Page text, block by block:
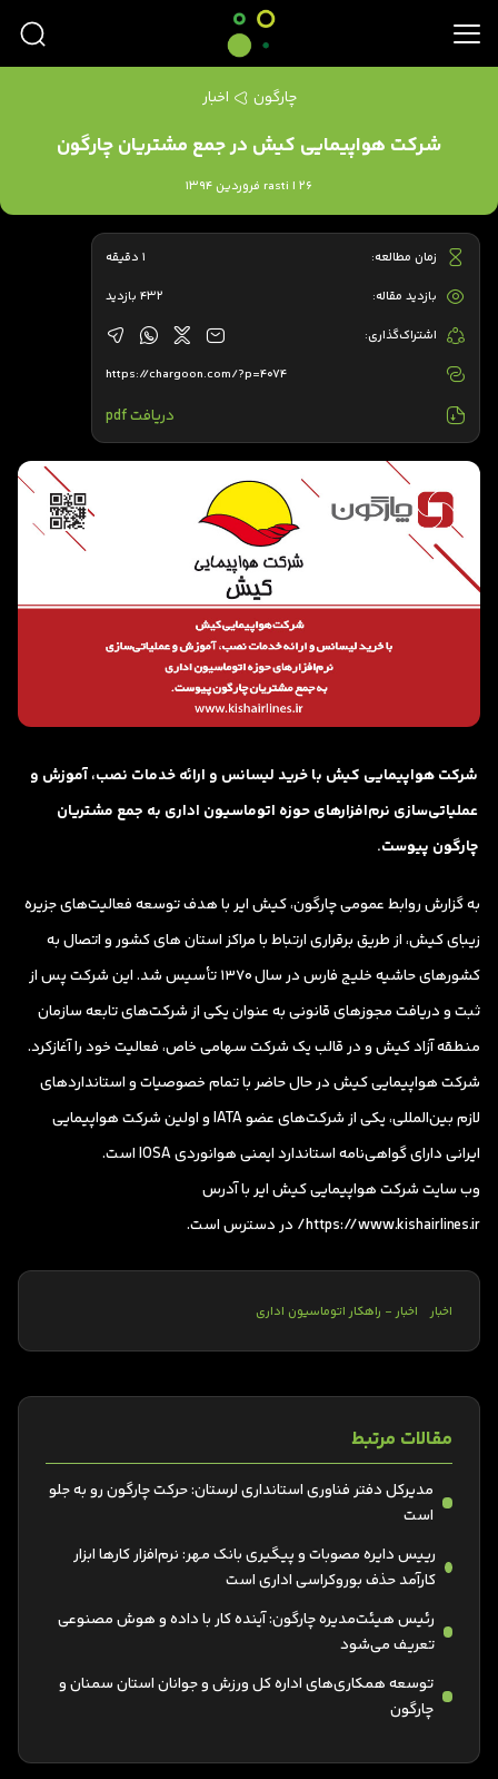
چارگون اخبار
شرکت هواپیمایی کیش در جمع مشتریان چارگون
rasti | 26 فروردین 1394
شرکت هواپیمایی کیش با خرید لیسانس و ارائه خدمات نصب، آموزش و
عملیاتی‌سازی نرم‌افزارهای حوزه اتوماسیون اداری به جمع مشتریان
چارگون پیوست.
به گزارش روابط عمومی چارگون، کیش ایر با هدف توسعه فعالیت‌های جزیره
زیبای کیش، از طریق برقراری ارتباط با مراکز استان های کشور و اتصال به
کشورهای حاشیه خلیج فارس در سال 1370 تأسیس شد. این شرکت پس از
ثبت و دریافت مجوزهای قانونی به عنوان یکی از شرکت‌های تابعه سازمان
منطقه آزاد کیش و در قالب یک شرکت سهامی خاص، فعالیت خود را آغازکرد.
شرکت هواپیمایی کیش در حال‌ حاضر با تمام خصوصیات و استانداردهای
لازم بین‌المللی، یکی از شرکت‌های عضو IATA و اولین شرکت هواپیمایی
ایرانی دارای گواهی‌نامه استاندارد ایمنی هوانوردی IOSA است.
وب سایت شرکت‌ هواپیمایی کیش ایر با آدرس
https://www.kishairlines.ir/ در دسترس است.
اخبار اخبار - راهکار اتوماسیون اداری
مقالات مرتبط
مدیرکل دفتر فناوری استانداری لرستان: حرکت چارگون رو به جلو
است
رییس دایره مصوبات و پیگیری بانک مهر: نرم‌افزار کارها ابزار
کارآمد حذف بوروکراسی اداری است
رئیس هیئت‌مدیره چارگون: آینده کار با داده و هوش مصنوعی
تعریف می‌شود
توسعه همکاری‌های اداره کل ورزش و جوانان استان سمنان و
چارگون
زمان مطالعه: 1 دقیقه
بازدید مقاله: 432 بازدید
اشتراک‌گذاری:
https://chargoon.com/?p=4074
دریافت pdf